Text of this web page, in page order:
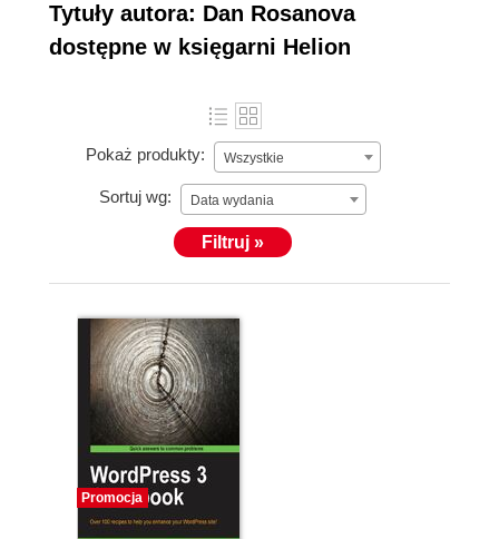
Tytuły autora: Dan Rosanova
dostępne w księgarni Helion
Pokaż produkty: Wszystkie
Sortuj wg: Data wydania
Filtruj »
Promocja